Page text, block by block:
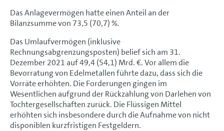
Volkswagen AG
Jahresergebnis
Vermögens- und Finanzlage
Dividende
Geschäftsverlauf
Nachhaltige Wertsteigerung
Das Anlagevermögen hatte einen Anteil an der
Bilanzsumme von 73,5 (70,7) %.
Das Umlaufvermögen (inklusive
Rechnungsabgrenzungsposten) belief sich am 31.
Dezember 2021 auf 49,4 (54,1) Mrd. €. Vor allem die
Bevorratung von Edelmetallen führte dazu, dass sich die
Vorräte erhöhten. Die Forderungen gingen im
Wesentlichen aufgrund der Rückzahlung von Darlehen von
Tochtergesellschaften zurück. Die Flüssigen Mittel
erhöhten sich insbesondere durch die Aufnahme von nicht
disponiblen kurzfristigen Festgeldern.